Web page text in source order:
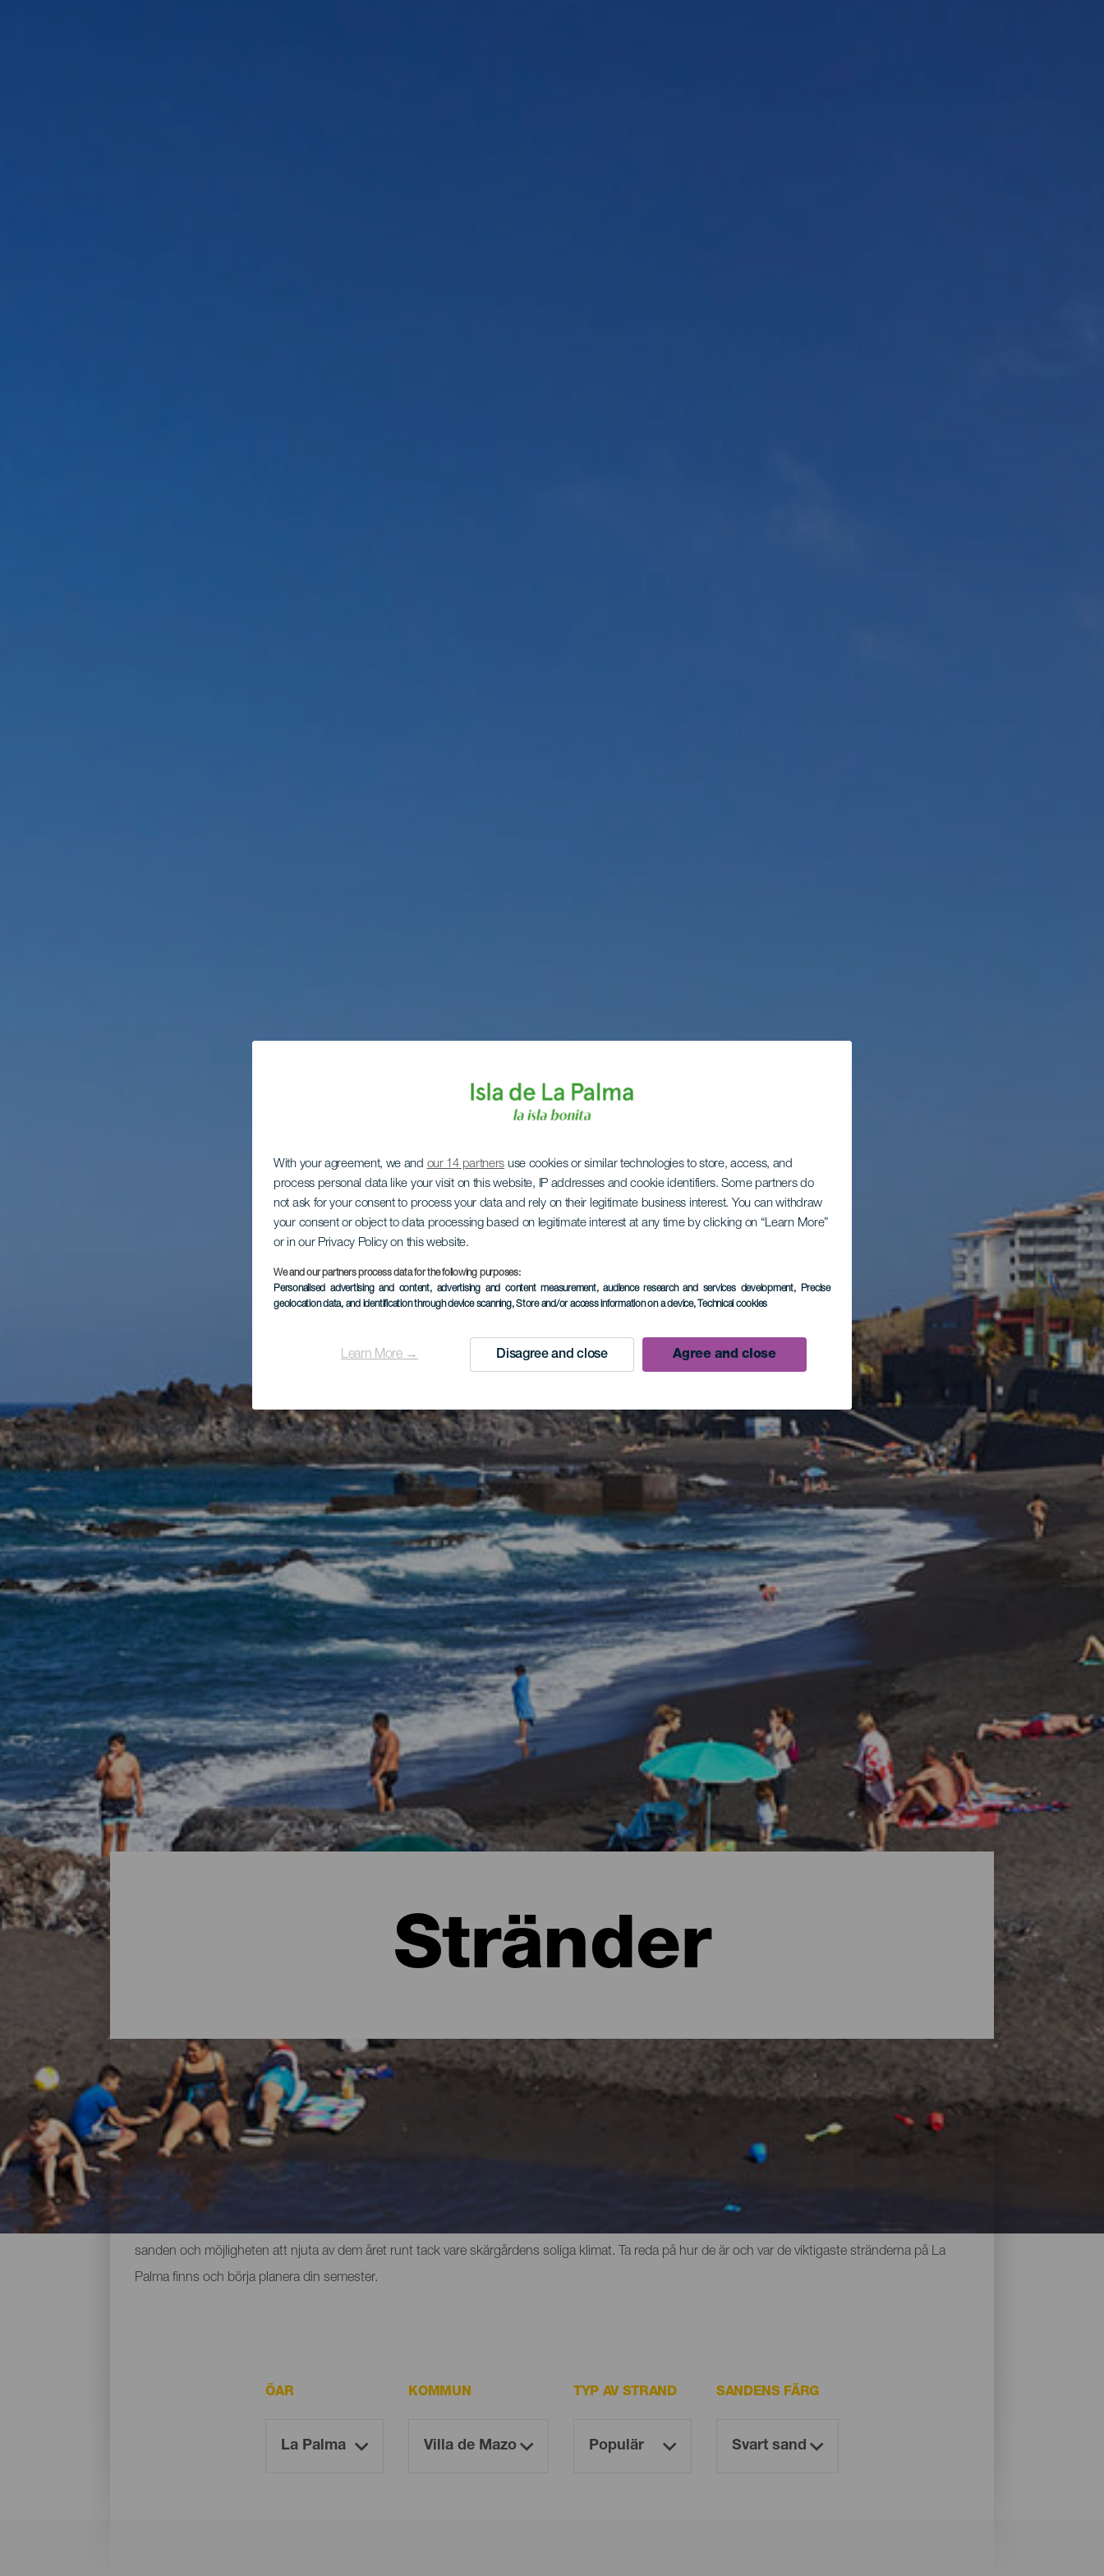
With your agreement, we and our 14 partners use cookies or similar technologies to store, access, and
process personal data like your visit on this website, IP addresses and cookie identifiers. Some partners do
not ask for your consent to process your data and rely on their legitimate business interest. You can withdraw
your consent or object to data processing based on legitimate interest at any time by clicking on “Learn More”
or in our Privacy Policy on this website.
We and our partners process data for the following purposes:
Personalised advertising and content, advertising and content measurement, audience research and services development, Precise
geolocation data, and identification through device scanning, Store and/or access information on a device, Technical cookies
Learn More → Disagree and close Agree and close
Stränder
Alla stränder på La Palma
öns natur bjuder också på överraskningar i form av stränder. Det finns urbana stränder med all service, stora stränder där du kan hitta ditt eget
sanden och möjligheten att njuta av dem året runt tack vare skärgårdens soliga klimat. Ta reda på hur de är och var de viktigaste stränderna på La
Palma finns och börja planera din semester.
ÖAR KOMMUN TYP AV STRAND SANDENS FÄRG